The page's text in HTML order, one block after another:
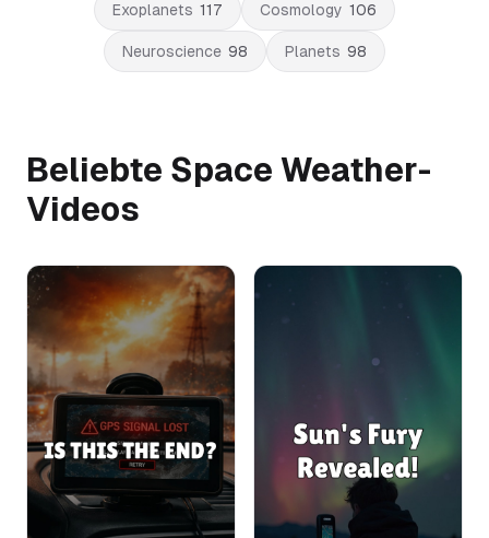
Exoplanets 117 Cosmology 106
Neuroscience 98 Planets 98
Beliebte Space Weather-
Videos